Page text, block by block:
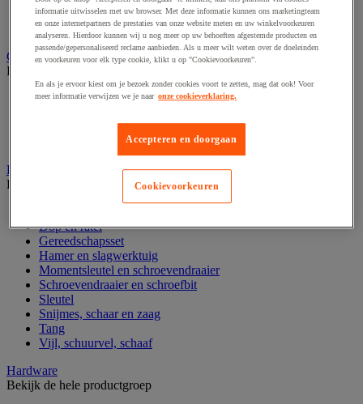
Verlengsnoer, stekkerdoos en kapelhaspel
Wandcontactdoos en schakelaar
Gereedschap opbergen
Bekijk de hele productgroep
Assortimentsdoos en gereedschapkoffer
Gereedschapskoffer en versterkte kist
Verrijdbare werktafel
Handgereedschap
Bekijk de hele productgroep
Dop en ratel
Gereedschapsset
Hamer en slagwerktuig
Momentsleutel en schroevendraaier
Schroevendraaier en schroefbit
Sleutel
Snijmes, schaar en zaag
Tang
Vijl, schuurvel, schaaf
Hardware
Bekijk de hele productgroep
informatie uitwisselen met uw browser. Met deze informatie kunnen ons marketingteam
en onze internetpartners de prestaties van onze website meten en uw winkelvoorkeuren
analyseren. Hierdoor kunnen wij u nog meer op uw behoeften afgestemde producten en
passende/gepersonaliseerd reclame aanbieden. Als u meer wilt weten over de doeleinden
en voorkeuren voor elk type cookie, klikt u op "Cookievoorkeuren".
En als je ervoor kiest om je bezoek zonder cookies voort te zetten, mag dat ook! Voor
meer informatie verwijzen we je naar onze cookieverklaring.
Accepteren en doorgaan
Cookievoorkeuren